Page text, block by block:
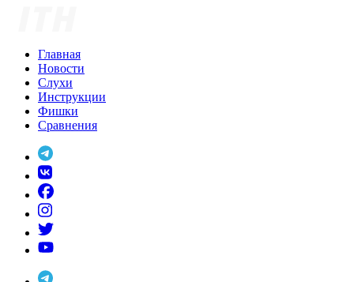
Главная
Новости
Слухи
Инструкции
Фишки
Сравнения